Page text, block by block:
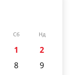
Сб Нд
1
2
8
9